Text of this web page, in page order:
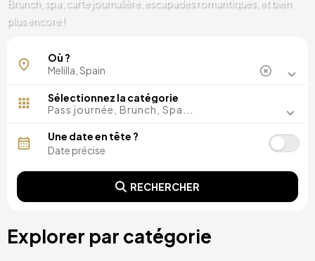
Brunch, spa, carte journalière, escapades romantiques, et bien
plus encore !
Où ?
Sélectionnez la catégorie
Pass journée, Brunch, Spa...
Une date en tête ?
RECHERCHER
Explorer par catégorie